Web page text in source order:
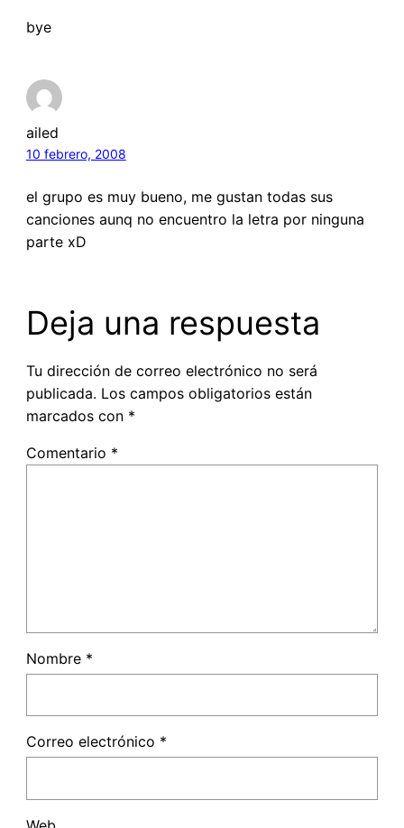
bye
ailed
10 febrero, 2008
el grupo es muy bueno, me gustan todas sus
canciones aunq no encuentro la letra por ninguna
parte xD
Deja una respuesta
Tu dirección de correo electrónico no será
publicada. Los campos obligatorios están
marcados con *
Comentario *
Nombre *
Correo electrónico *